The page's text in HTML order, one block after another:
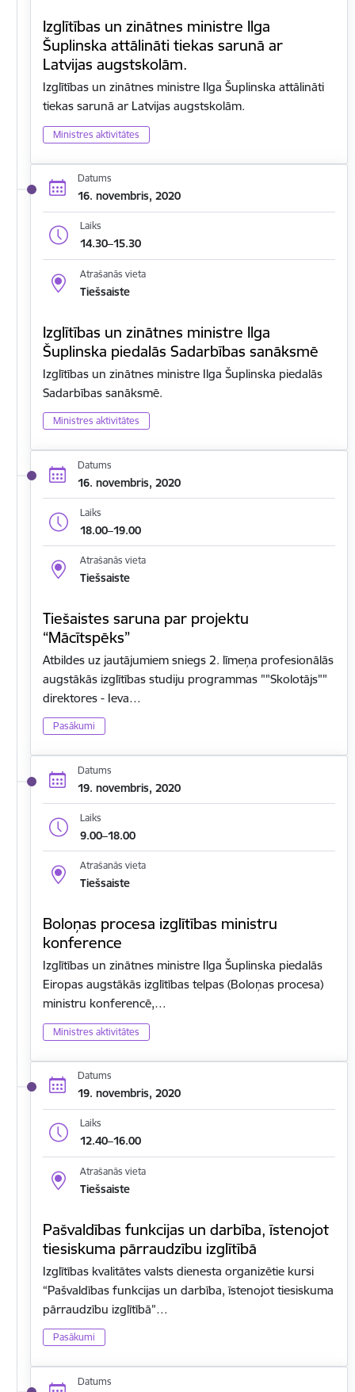
Izglītības un zinātnes ministre Ilga
Šuplinska attālināti tiekas sarunā ar
Latvijas augstskolām.
Izglītības un zinātnes ministre Ilga Šuplinska attālināti
tiekas sarunā ar Latvijas augstskolām.
Ministres aktivitātes
Datums
16. novembris, 2020
Laiks
14.30–15.30
Atrašanās vieta
Tiešsaiste
Izglītības un zinātnes ministre Ilga
Šuplinska piedalās Sadarbības sanāksmē
Izglītības un zinātnes ministre Ilga Šuplinska piedalās
Sadarbības sanāksmē.
Ministres aktivitātes
Datums
16. novembris, 2020
Laiks
18.00–19.00
Atrašanās vieta
Tiešsaiste
Tiešaistes saruna par projektu
“Mācītspēks”
Atbildes uz jautājumiem sniegs 2. līmeņa profesionālās
augstākās izglītības studiju programmas ""Skolotājs""
direktores - Ieva…
Pasākumi
Datums
19. novembris, 2020
Laiks
9.00–18.00
Atrašanās vieta
Tiešsaiste
Boloņas procesa izglītības ministru
konference
Izglītības un zinātnes ministre Ilga Šuplinska piedalās
Eiropas augstākās izglītības telpas (Boloņas procesa)
ministru konferencē,…
Ministres aktivitātes
Datums
19. novembris, 2020
Laiks
12.40–16.00
Atrašanās vieta
Tiešsaiste
Pašvaldības funkcijas un darbība, īstenojot
tiesiskuma pārraudzību izglītībā
Izglītības kvalitātes valsts dienesta organizētie kursi
“Pašvaldības funkcijas un darbība, īstenojot tiesiskuma
pārraudzību izglītībā”…
Pasākumi
Datums